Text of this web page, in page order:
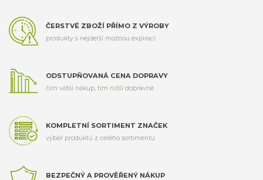
ČERSTVÉ ZBOŽÍ PŘÍMO Z VÝROBY
produkty s nejdelší možnou expirací
ODSTUPŇOVANÁ CENA DOPRAVY
čím větší nákup, tím nižší dopravné
KOMPLETNÍ SORTIMENT ZNAČEK
výběr produktů z celého sortimentu
BEZPEČNÝ A PROVĚŘENÝ NÁKUP